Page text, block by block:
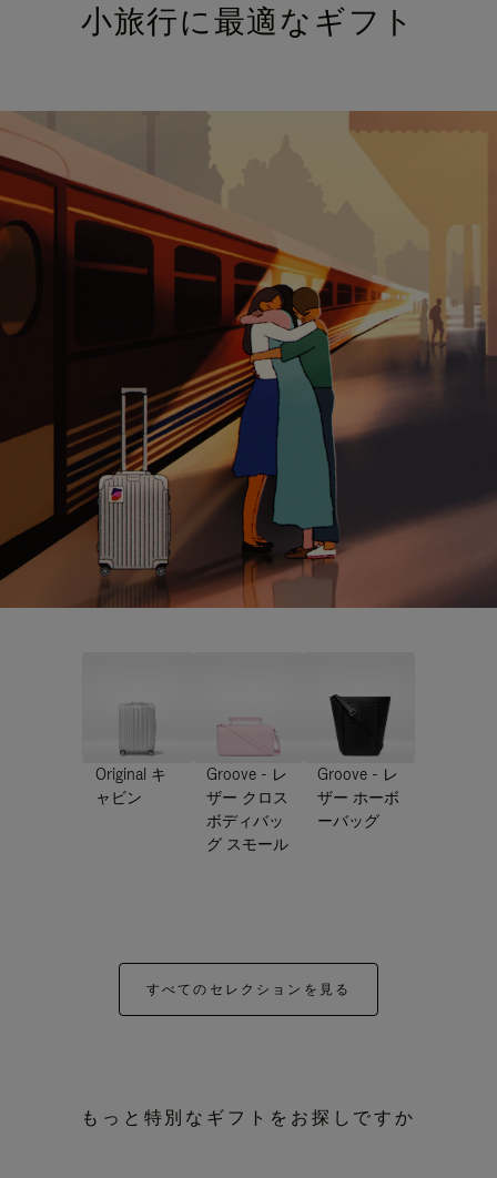
小旅行に最適なギフト
Original キ
ャビン
Groove - レ
ザー クロス
ボディバッ
グ スモール
Groove - レ
ザー ホーボ
ーバッグ
すべてのセレクションを見る
もっと特別なギフトをお探しですか